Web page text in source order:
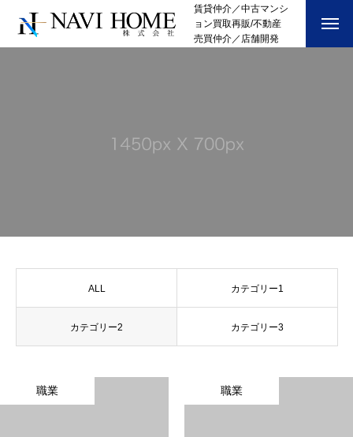
賃貸仲介／中古マンシ
ョン買取再販/不動産
売買仲介／店舗開発
ALL カテゴリー1
カテゴリー2 カテゴリー3
職業 職業